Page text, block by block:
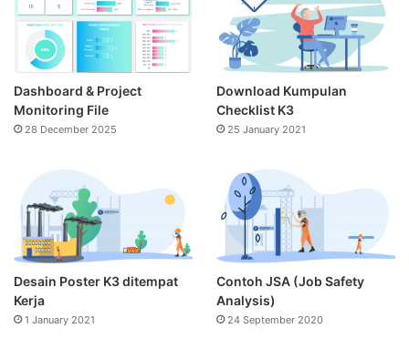
Dashboard & Project
Monitoring File
28 December 2025
Download Kumpulan
Checklist K3
25 January 2021
Desain Poster K3 ditempat
Kerja
1 January 2021
Contoh JSA (Job Safety
Analysis)
24 September 2020